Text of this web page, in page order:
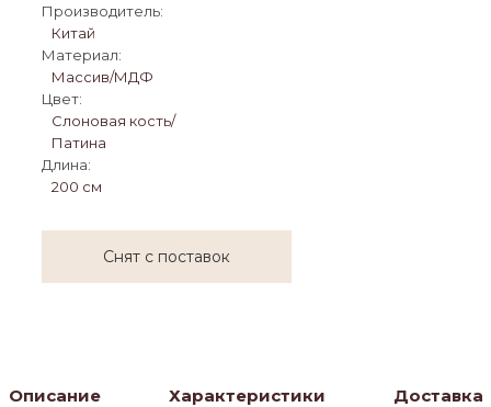
Производитель:
Китай
Материал:
Массив/МДФ
Цвет:
Слоновая кость/
Патина
Длина:
200 см
Снят с поставок
Описание Характеристики Доставка